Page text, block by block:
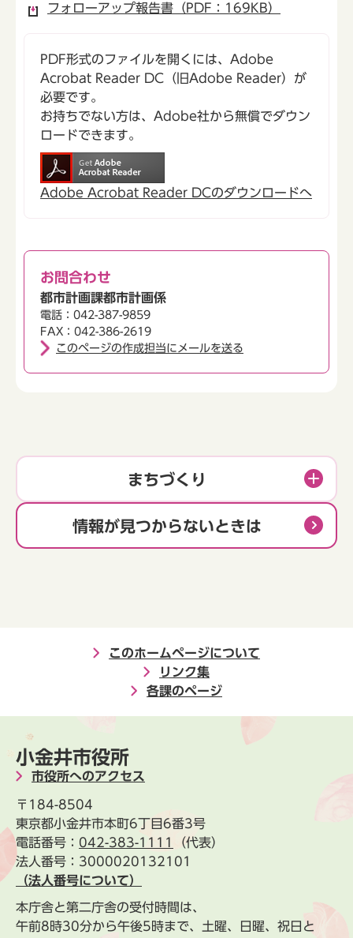
フォローアップ報告書（PDF：169KB）
PDF形式のファイルを開くには、Adobe
Acrobat Reader DC（旧Adobe Reader）が
必要です。
お持ちでない方は、Adobe社から無償でダウン
ロードできます。
Adobe Acrobat Reader DCのダウンロードへ
お問合わせ
都市計画課都市計画係
電話：042-387-9859
FAX：042-386-2619
このページの作成担当にメールを送る
まちづくり
情報が見つからないときは
このホームページについて
リンク集
各課のページ
小金井市役所
市役所へのアクセス
〒184-8504
東京都小金井市本町6丁目6番3号
電話番号： 042-383-1111
（代表）
法人番号：3000020132101
（法人番号について）
本庁舎と第二庁舎の受付時間は、
午前8時30分から午後5時まで、土曜、日曜、祝日と